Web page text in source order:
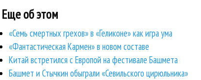
Еще об этом
«Семь смертных грехов» в «Геликоне» как игра ума
«Фантастическая Кармен» в новом составе
Китай встретился с Европой на фестивале Башмета
Башмет и Стычкин обыграли «Севильского цирюльника»